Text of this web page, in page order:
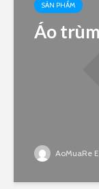
SẢN PHẨM
Áo
AoMuaRe